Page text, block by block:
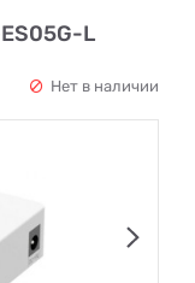
L
Нет в наличии